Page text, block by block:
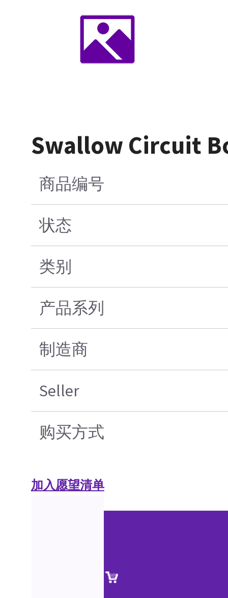
Swallow Circuit
商品编号
状态
类别
产品系列
制造商
Seller
购买方式
加入愿望清单